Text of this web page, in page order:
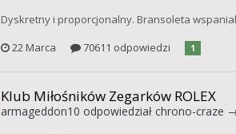
Dyskretny i proporcjonalny. Bransoleta
22 Marca
70611 odpowiedzi 1
Klub Miłośników Zegarków ROLEX
armageddon10 odpowiedział chrono-craze